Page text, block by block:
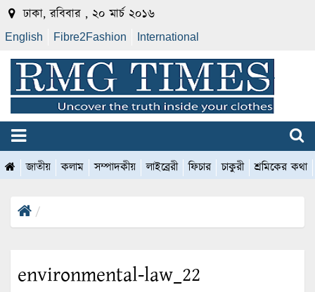
ঢাকা, রবিবার , ২০ মার্চ ২০১৬
English Fibre2Fashion International
জাতীয় কলাম সম্পাদকীয় লাইব্রেরী ফিচার চাকুরী শ্রমিকের কথা
environmental-law_22